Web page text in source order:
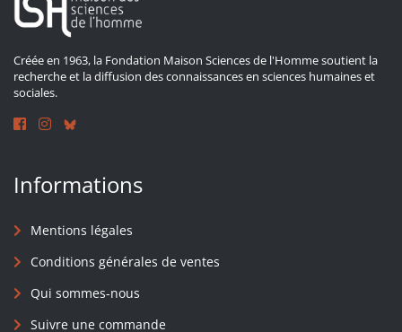
Créée en 1963, la Fondation Maison Sciences de l'Homme soutient la
recherche et la diffusion des connaissances en sciences humaines et
sociales.
Informations
Mentions légales
Conditions générales de ventes
Qui sommes-nous
Suivre une commande